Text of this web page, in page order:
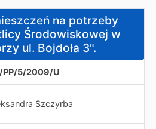
na potrzeby Gminnej Świetlicy
na potrzeby
Środowiskowej w
ul. Bojdoła 3".
PP/5/2009/U
Szczyrba